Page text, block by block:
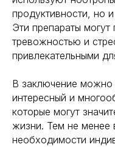
продуктивности, но
Эти препараты могут
тревожностью и
привлекательными
В заключение можно
интересный и
которые могут
жизни. Тем не менее
необходимости
Социальные сети
запрещена на территории РФ)
Пн-Пт 9:00- 19:00
©2025. All rights
reserved
Политика конфиденциальности